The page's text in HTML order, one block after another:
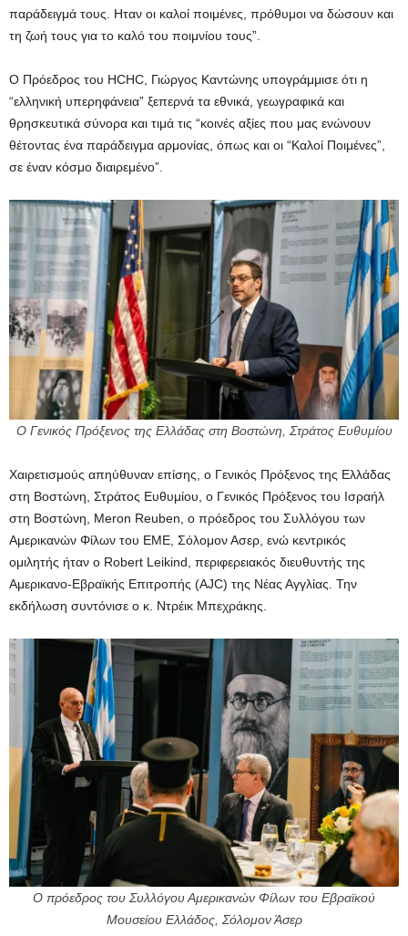
παράδειγμά τους. Ηταν οι καλοί ποιμένες, πρόθυμοι να δώσουν και
τη ζωή τους για το καλό του ποιμνίου τους”.
Ο Πρόεδρος του HCHC, Γιώργος Καντώνης υπογράμμισε ότι η
“ελληνική υπερηφάνεια” ξεπερνά τα εθνικά, γεωγραφικά και
θρησκευτικά σύνορα και τιμά τις “κοινές αξίες που μας ενώνουν
θέτοντας ένα παράδειγμα αρμονίας, όπως και οι “Καλοί Ποιμένες”,
σε έναν κόσμο διαιρεμένο”.
Ο Γενικός Πρόξενος της Ελλάδας στη Βοστώνη, Στράτος Ευθυμίου
Χαιρετισμούς απηύθυναν επίσης, ο Γενικός Πρόξενος της Ελλάδας
στη Βοστώνη, Στράτος Ευθυμίου, ο Γενικός Πρόξενος του Ισραήλ
στη Βοστώνη, Meron Reuben, ο πρόεδρος του Συλλόγου των
Αμερικανών Φίλων του ΕΜΕ, Σόλομον Ασερ, ενώ κεντρικός
ομιλητής ήταν ο Robert Leikind, περιφερειακός διευθυντής της
Αμερικανο-Εβραϊκής Επιτροπής (AJC) της Νέας Αγγλίας. Την
εκδήλωση συντόνισε ο κ. Ντρέικ Μπεχράκης.
Ο πρόεδρος του Συλλόγου Αμερικανών Φίλων του Εβραϊκού
Μουσείου Ελλάδος, Σόλομον Άσερ